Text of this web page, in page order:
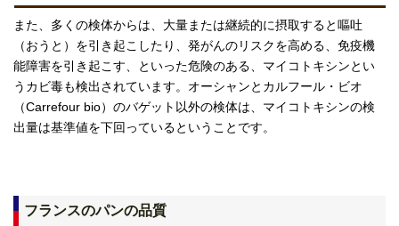
また、多くの検体からは、大量または継続的に摂取すると嘔吐
（おうと）を引き起こしたり、発がんのリスクを高める、免疫機
能障害を引き起こす、といった危険のある、マイコトキシンとい
うカビ毒も検出されています。オーシャンとカルフール・ビオ
（Carrefour bio）のバゲット以外の検体は、マイコトキシンの検
出量は基準値を下回っているということです。
フランスのパンの品質